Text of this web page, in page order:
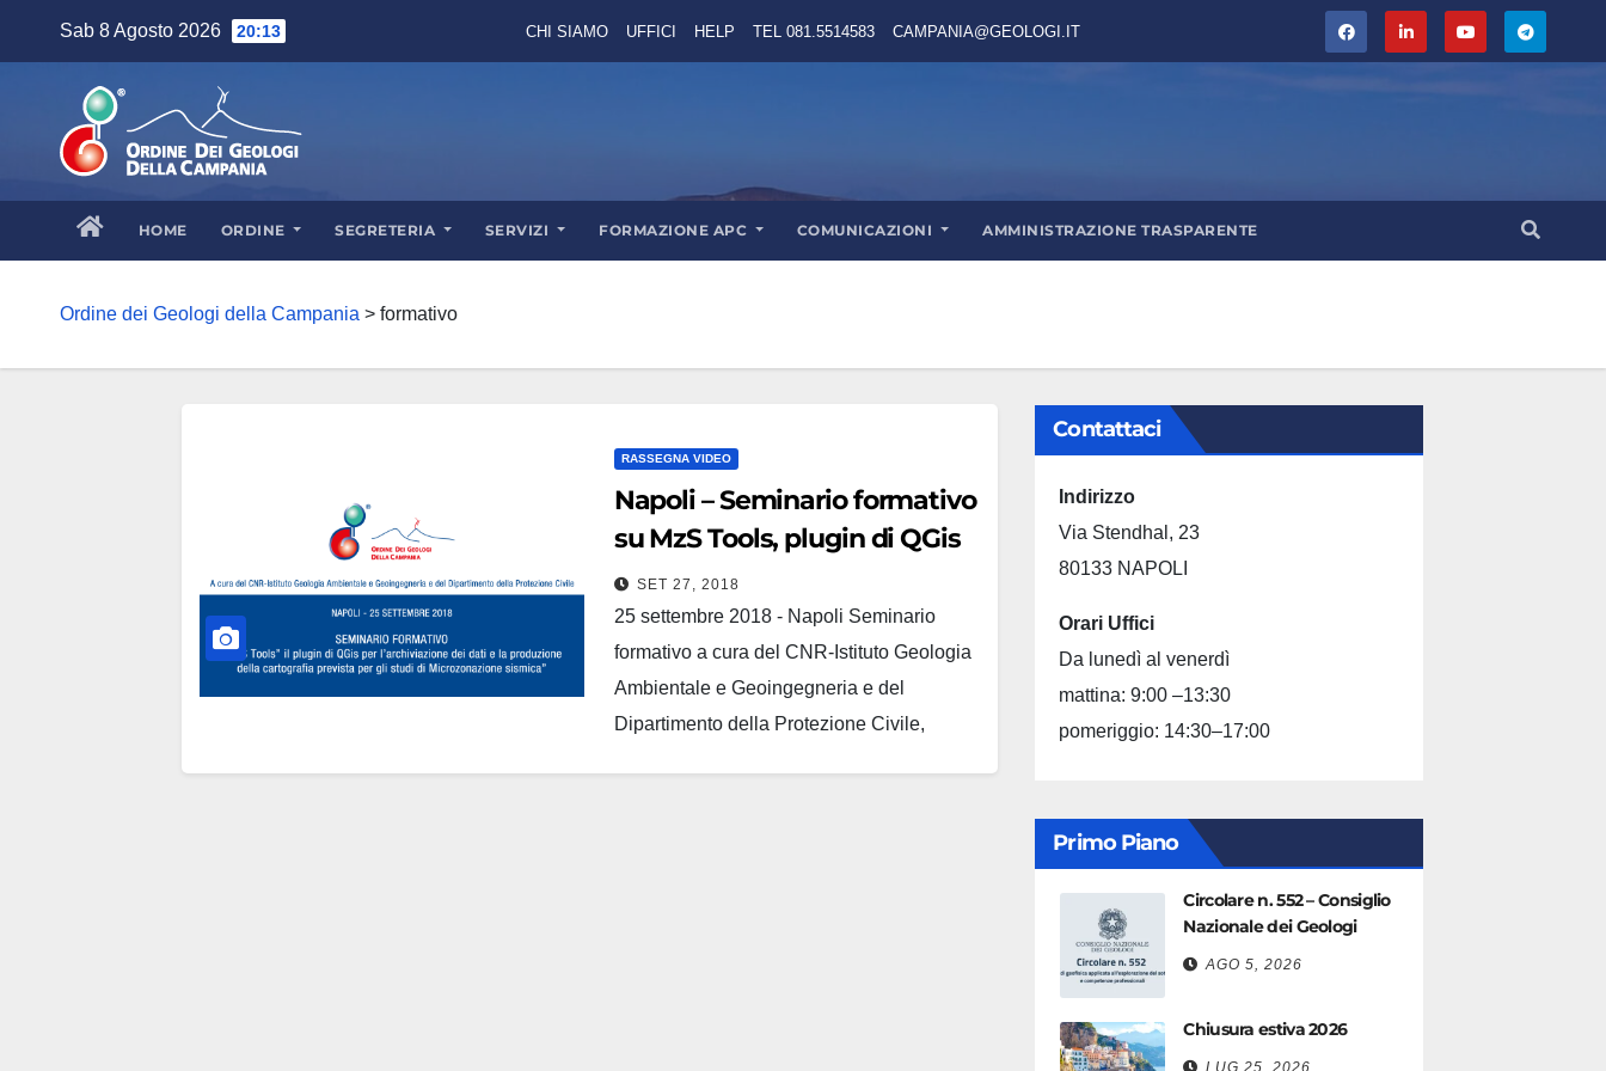
Sab 8 Agosto 2026 20:13 CHI SIAMO UFFICI HELP TEL 081.5514583 CAMPANIA@GEOLOGI.IT
HOME ORDINE SEGRETERIA SERVIZI FORMAZIONE APC COMUNICAZIONI AMMINISTRAZIONE TRASPARENTE
Ordine dei Geologi della Campania > formativo
RASSEGNA VIDEO
Napoli – Seminario formativo
su MzS Tools, plugin di QGis
SET 27, 2018
25 settembre 2018 - Napoli Seminario
formativo a cura del CNR-Istituto Geologia
Ambientale e Geoingegneria e del
Dipartimento della Protezione Civile,
Contattaci
Indirizzo
Via Stendhal, 23
80133 NAPOLI
Orari Uffici
Da lunedì al venerdì
mattina: 9:00 –13:30
pomeriggio: 14:30–17:00
Primo Piano
Circolare n. 552 – Consiglio
Nazionale dei Geologi
AGO 5, 2026
Chiusura estiva 2026
LUG 25, 2026